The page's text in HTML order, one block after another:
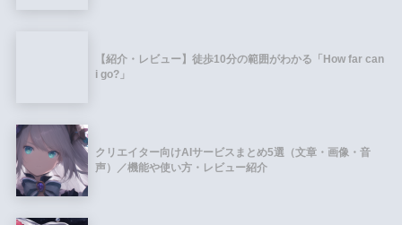
【紹介・レビュー】徒歩10分の範囲がわかる「How far can
i go?」
クリエイター向けAIサービスまとめ5選（文章・画像・音
声）／機能や使い方・レビュー紹介